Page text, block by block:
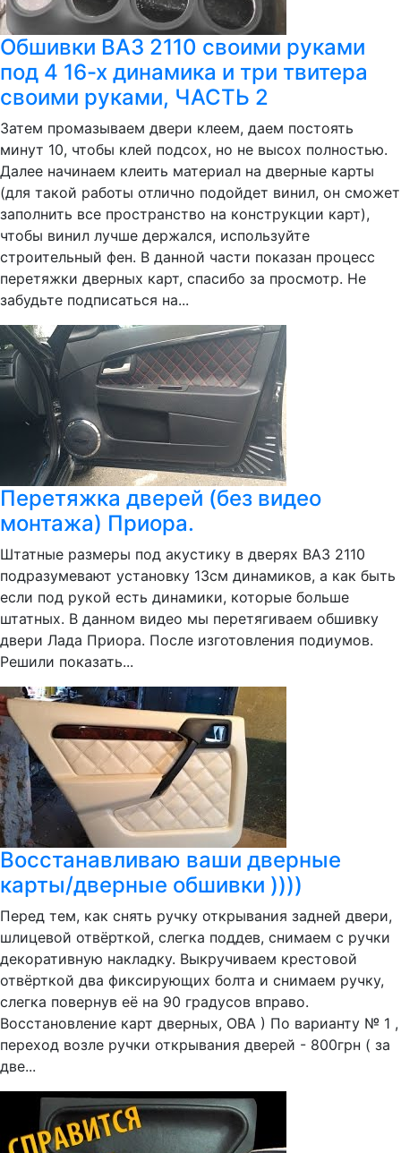
Обшивки ВАЗ 2110 своими руками
под 4 16-х динамика и три твитера
своими руками, ЧАСТЬ 2
Затем промазываем двери клеем, даем постоять
минут 10, чтобы клей подсох, но не высох полностью.
Далее начинаем клеить материал на дверные карты
(для такой работы отлично подойдет винил, он сможет
заполнить все пространство на конструкции карт),
чтобы винил лучше держался, используйте
строительный фен. В данной части показан процесс
перетяжки дверных карт, спасибо за просмотр. Не
забудьте подписаться на...
Перетяжка дверей (без видео
монтажа) Приора.
Штатные размеры под акустику в дверях ВАЗ 2110
подразумевают установку 13см динамиков, а как быть
если под рукой есть динамики, которые больше
штатных. В данном видео мы перетягиваем обшивку
двери Лада Приора. После изготовления подиумов.
Решили показать...
Восстанавливаю ваши дверные
карты/дверные обшивки ))))
Перед тем, как снять ручку открывания задней двери,
шлицевой отвёрткой, слегка поддев, снимаем с ручки
декоративную накладку. Выкручиваем крестовой
отвёрткой два фиксирующих болта и снимаем ручку,
слегка повернув её на 90 градусов вправо.
Восстановление карт дверных, ОВА ) По варианту № 1 ,
переход возле ручки открывания дверей - 800грн ( за
две...